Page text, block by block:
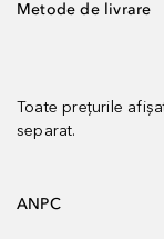
Metode de livrare
Toate prețurile
separat.
ANPC